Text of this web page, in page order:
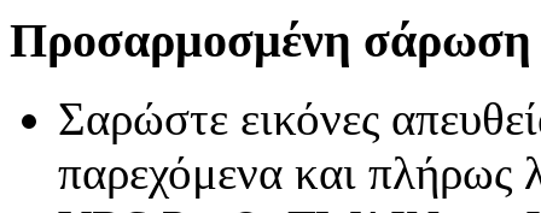
Προσαρμοσμένη σάρωση
Σαρώστε εικόνες
παρεχόμενα και πλήρως